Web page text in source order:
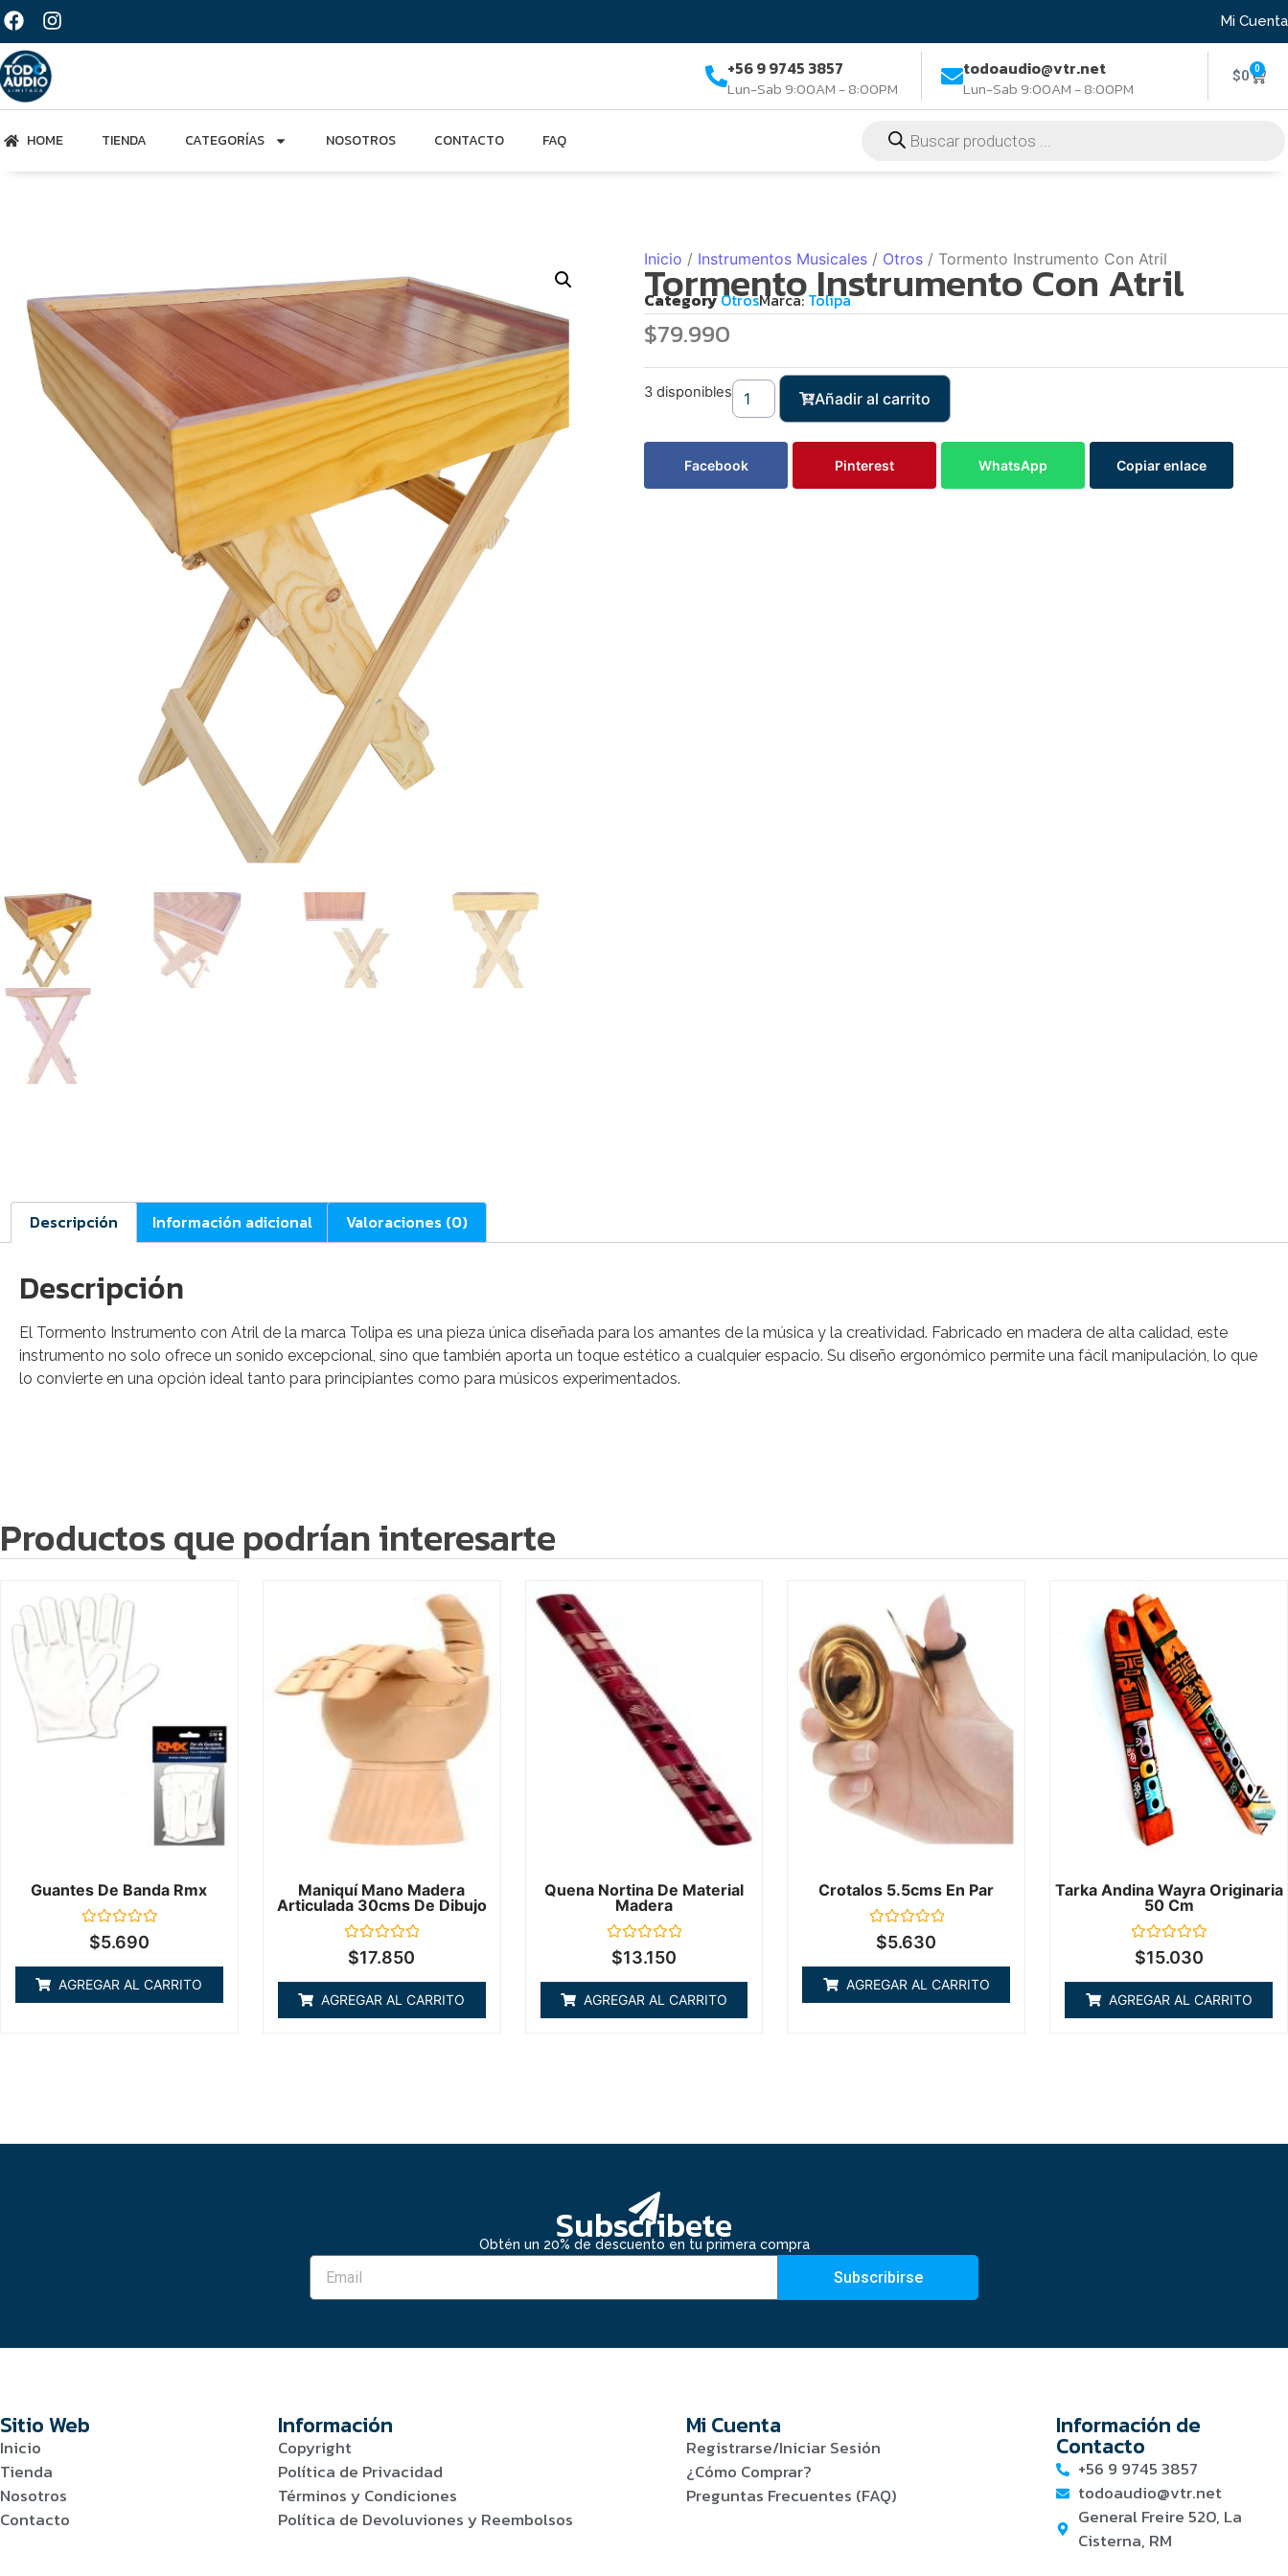
Mi Cuenta
+56 9 9745 3857
Lun-Sab 9:00AM - 8:00PM
todoaudio@vtr.net
Lun-Sab 9:00AM - 8:00PM
$0 0
HOME TIENDA CATEGORÍAS NOSOTROS CONTACTO FAQ
Inicio / Instrumentos Musicales / Otros / Tormento Instrumento Con Atril
Tormento Instrumento Con Atril
Category OtrosMarca:Tolipa
$79.990
3 disponibles Añadir al carrito
Facebook Pinterest WhatsApp Copiar enlace
Descripción Información adicional Valoraciones (0)
Descripción
El Tormento Instrumento con Atril de la marca Tolipa es una pieza única diseñada para los amantes de la música y la creatividad. Fabricado en madera de alta calidad, este
instrumento no solo ofrece un sonido excepcional, sino que también aporta un toque estético a cualquier espacio. Su diseño ergonómico permite una fácil manipulación, lo que
lo convierte en una opción ideal tanto para principiantes como para músicos experimentados.
Productos que podrían interesarte
Guantes De Banda Rmx
Valorado
en
5
$5.690
AGREGAR AL CARRITO
Maniquí Mano Madera
Articulada 30cms De Dibujo
Valorado
en
5
$17.850
AGREGAR AL CARRITO
Quena Nortina De Material
Madera
Valorado
en
5
$13.150
AGREGAR AL CARRITO
Crotalos 5.5cms En Par
Valorado
en
5
$5.630
AGREGAR AL CARRITO
Tarka Andina Wayra Originaria
50 Cm
Valorado
en
5
$15.030
AGREGAR AL CARRITO
Subscribete
Obtén un 20% de descuento en tu primera compra
Subscribirse
Sitio Web
Inicio
Tienda
Nosotros
Contacto
Información
Copyright
Política de Privacidad
Términos y Condiciones
Política de Devoluviones y Reembolsos
Mi Cuenta
Registrarse/Iniciar Sesión
¿Cómo Comprar?
Preguntas Frecuentes (FAQ)
Información de
Contacto
+56 9 9745 3857
todoaudio@vtr.net
General Freire 520, La
Cisterna, RM